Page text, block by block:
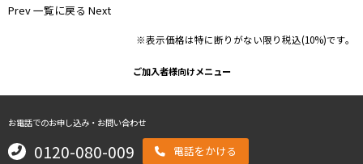
Prev一覧に戻る Next
※表示価格は特に断りがない限り税込(10%)です。
ご加入者様向けメニュー
お電話でのお申し込み・お問い合わせ
0120-080-009 電話をかける